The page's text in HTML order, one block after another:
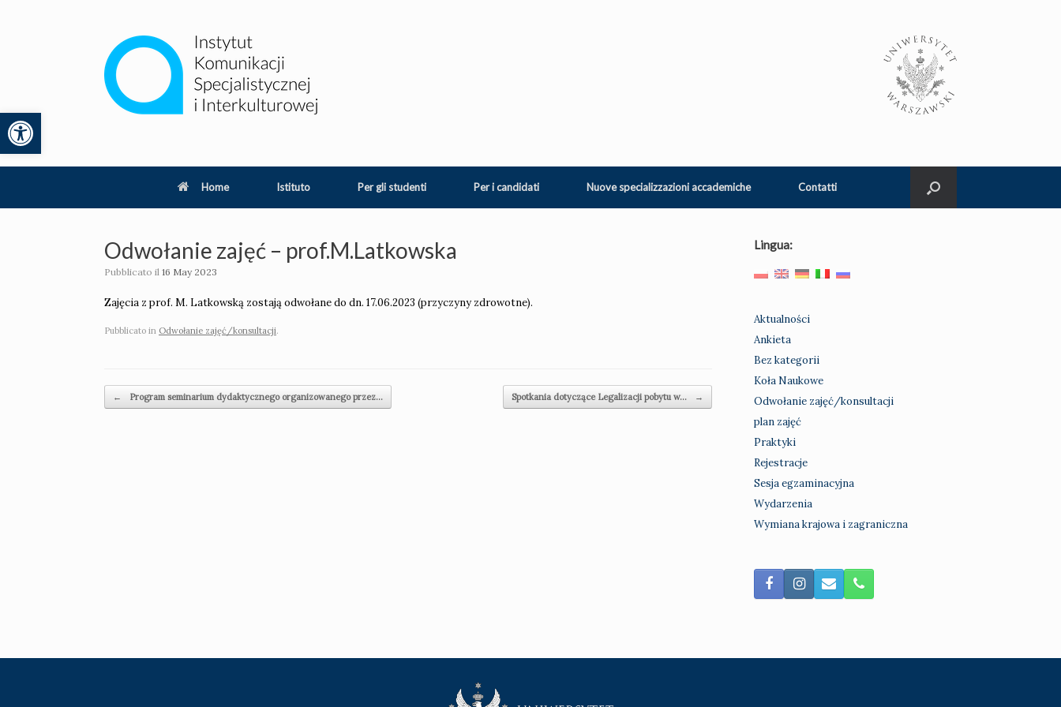
Apri la barra degli strumenti
Home Istituto Per gli studenti Per i candidati Nuove specializzazioni accademiche Contatti
Odwołanie zajęć – prof.M.Latkowska
Pubblicato il 16 May 2023
Zajęcia z prof. M. Latkowską zostają odwołane do dn. 17.06.2023 (przyczyny zdrowotne).
Pubblicato in Odwołanie zajęć/konsultacji.
Navigazione articolo
← Program seminarium dydaktycznego organizowanego przez… Spotkania dotyczące Legalizacji pobytu w… →
Lingua:
Aktualności
Ankieta
Bez kategorii
Koła Naukowe
Odwołanie zajęć/konsultacji
plan zajęć
Praktyki
Rejestracje
Sesja egzaminacyjna
Wydarzenia
Wymiana krajowa i zagraniczna